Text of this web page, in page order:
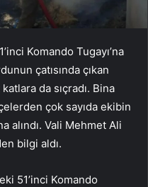
Komando Tugayı’na
çatısında çıkan
da sıçradı. Bina
çok sayıda ekibin
alındı. Vali Mehmet Ali
bilgi aldı.
51’inci Komando